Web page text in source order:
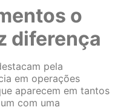
o
diferença
pela
em operações
aparecem em tantos
com uma